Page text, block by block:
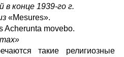
конце 1939-го г.
«Mesures».
Acherunta movebo.
такие религиозные